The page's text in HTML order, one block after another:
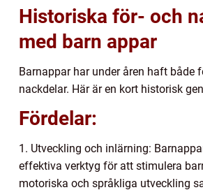
Historiska för- och
med barn appar
Barnappar har under åren haft både
nackdelar. Här är en kort historisk
Fördelar:
1. Utveckling och inlärning:
effektiva verktyg för att stimulera
motoriska och språkliga utveckling